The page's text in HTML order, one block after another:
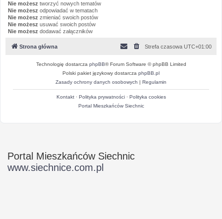
Nie możesz tworzyć nowych tematów
Nie możesz odpowiadać w tematach
Nie możesz zmieniać swoich postów
Nie możesz usuwać swoich postów
Nie możesz dodawać załączników
Strona główna Strefa czasowa UTC+01:00
Technologię dostarcza phpBB® Forum Software © phpBB Limited
Polski pakiet językowy dostarcza phpBB.pl
Zasady ochrony danych osobowych | Regulamin
Kontakt· Polityka prywatności· Polityka cookies
Portal Mieszkańców Siechnic
Portal Mieszkańców Siechnic
www.siechnice.com.pl